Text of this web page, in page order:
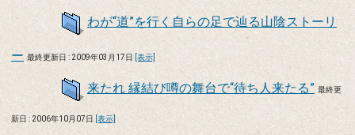
わが“道”を行く自らの足で辿る山陰ストーリ
ー 最終更新日 : 2009年03月17日 [表示]
来たれ 縁結び噂の舞台で“待ち人来たる” 最終更
新日 : 2006年10月07日 [表示]